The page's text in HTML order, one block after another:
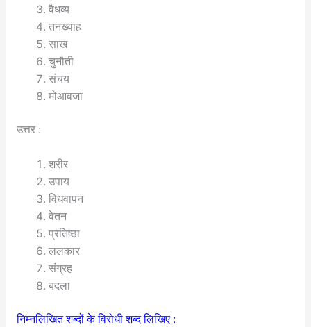
वैधव्य
तनख्वाह
साख
चुनौती
संचय
मोआवजा
उत्तर :
शरीर
उपाय
विधवापन
वेतन
प्रतिष्ठा
ललकार
संग्रह
बदला
निम्नलिखित शब्दों के विरोधी शब्द लिखिए :